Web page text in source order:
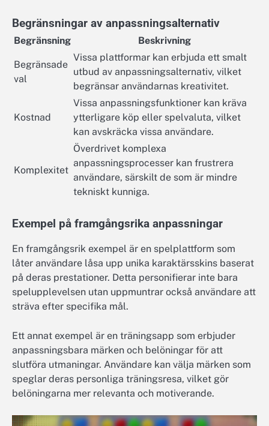
Begränsningar av anpassningsalternativ
Begränsning Beskrivning
Begränsade
val
Vissa plattformar kan erbjuda ett smalt
utbud av anpassningsalternativ, vilket
begränsar användarnas kreativitet.
Kostnad
Vissa anpassningsfunktioner kan kräva
ytterligare köp eller spelvaluta, vilket
kan avskräcka vissa användare.
Komplexitet
Överdrivet komplexa
anpassningsprocesser kan frustrera
användare, särskilt de som är mindre
tekniskt kunniga.
Exempel på framgångsrika anpassningar
En framgångsrik exempel är en spelplattform som
låter användare låsa upp unika karaktärsskins baserat
på deras prestationer. Detta personifierar inte bara
spelupplevelsen utan uppmuntrar också användare att
sträva efter specifika mål.
Ett annat exempel är en träningsapp som erbjuder
anpassningsbara märken och belöningar för att
slutföra utmaningar. Användare kan välja märken som
speglar deras personliga träningsresa, vilket gör
belöningarna mer relevanta och motiverande.